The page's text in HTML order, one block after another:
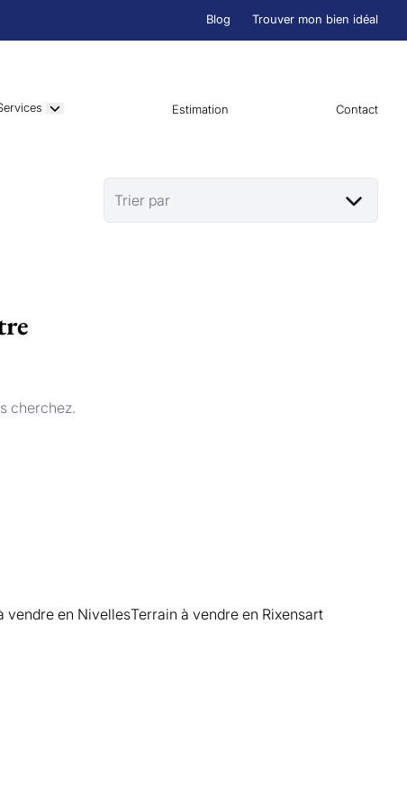
Blog Trouver mon bien idéal
Estimation Contact
Trier par
cherchez.
vendre en NivellesTerrain à vendre en Rixensart